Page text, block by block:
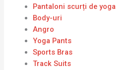
Pantaloni scurți de yoga
Body-uri
Angro
Yoga Pants
Sports Bras
Track Suits